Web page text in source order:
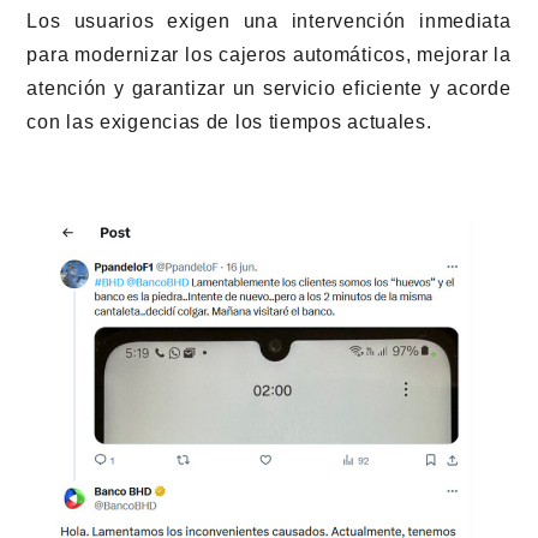
Los usuarios exigen una intervención inmediata
para modernizar los cajeros automáticos, mejorar la
atención y garantizar un servicio eficiente y acorde
con las exigencias de los tiempos actuales.